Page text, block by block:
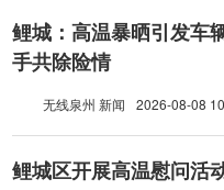
鲤城：高温暴晒引发车
手共除险情
无线泉州 新闻 2026-08-08
鲤城区开展高温慰问活